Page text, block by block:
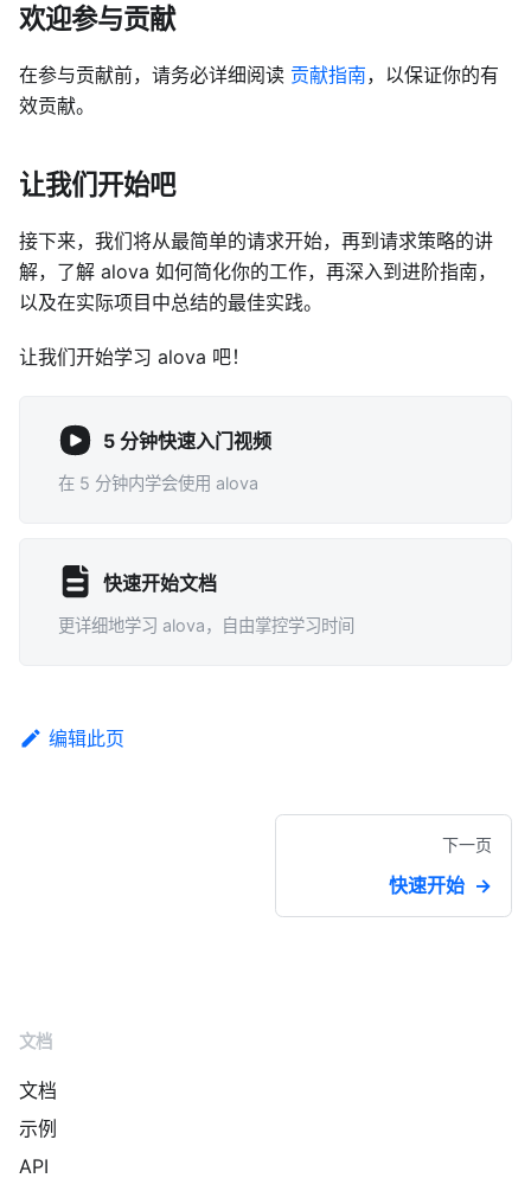
欢迎参与贡献
在参与贡献前，请务必详细阅读 贡献指南，以保证你的有
效贡献。
让我们开始吧
接下来，我们将从最简单的请求开始，再到请求策略的讲
解，了解 alova 如何简化你的工作，再深入到进阶指南，
以及在实际项目中总结的最佳实践。
让我们开始学习 alova 吧！
5 分钟快速入门视频
在 5 分钟内学会使用 alova
快速开始文档
更详细地学习 alova，自由掌控学习时间
编辑此页
下一页
快速开始
文档
文档
示例
API